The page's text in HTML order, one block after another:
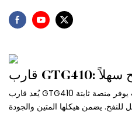
يُعد قارب GTG410 الرفيق المثالي لأي صياد، حيث يوفر منصة ثابتة
للنفخ. يضمن هيكلها المتين والجودة